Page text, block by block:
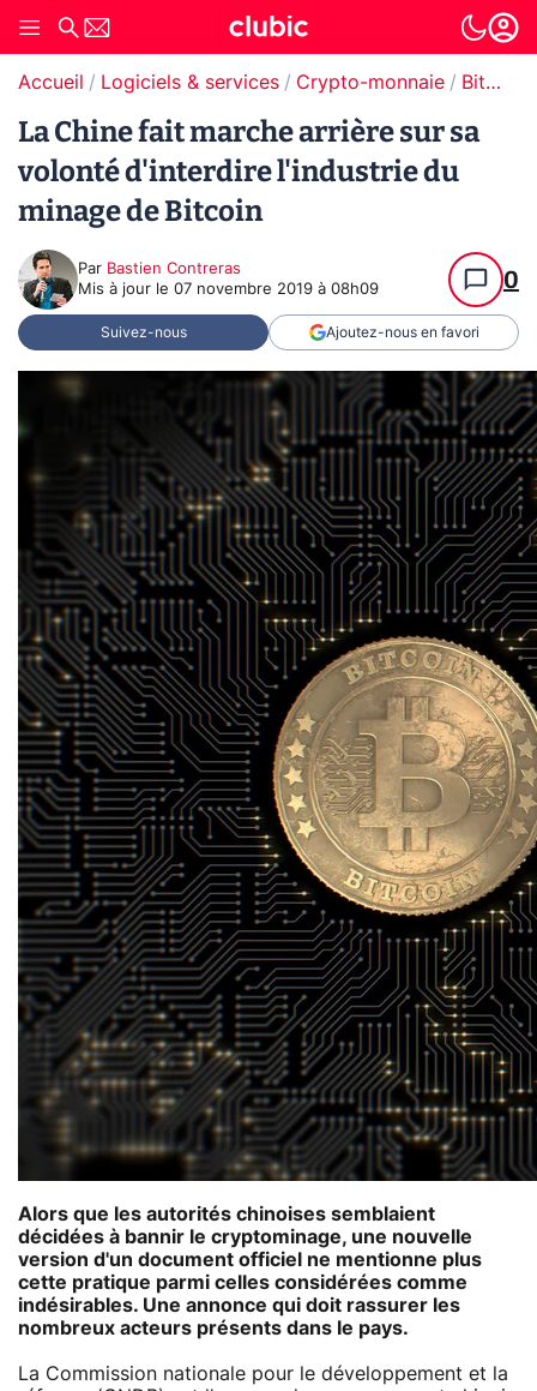
Accueil Logiciels & services Crypto-monnaie Bitcoin
La Chine fait marche arrière sur sa
volonté d'interdire l'industrie du
minage de Bitcoin
Par Bastien Contreras
Mis à jour le 07 novembre 2019 à 08h09 0
Suivez-nous Ajoutez-nous en favori
Alors que les autorités chinoises semblaient
décidées à bannir le cryptominage, une nouvelle
version d'un document officiel ne mentionne plus
cette pratique parmi celles considérées comme
indésirables. Une annonce qui doit rassurer les
nombreux acteurs présents dans le pays.
La Commission nationale pour le développement et la